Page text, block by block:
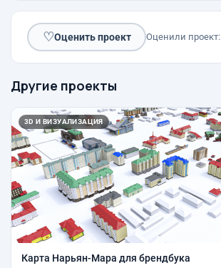
♡Оценить проект Оценили проект:
Другие проекты
3D И ВИЗУАЛИЗАЦИЯ
Карта Нарьян-Мара для брендбука